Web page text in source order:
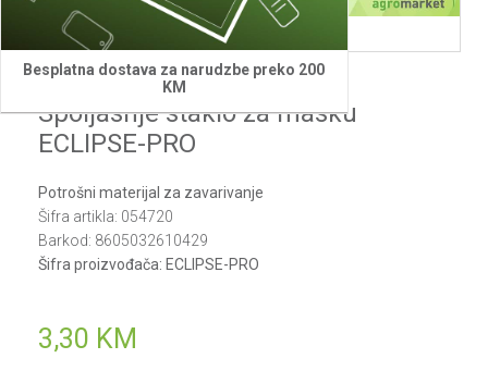
Besplatna dostava za narudzbe preko 200
KM
Villager
Spoljasnje staklo za masku
ECLIPSE-PRO
Potrošni materijal za zavarivanje
Šifra artikla: 054720
Barkod: 8605032610429
Šifra proizvođača: ECLIPSE-PRO
3,30 KM